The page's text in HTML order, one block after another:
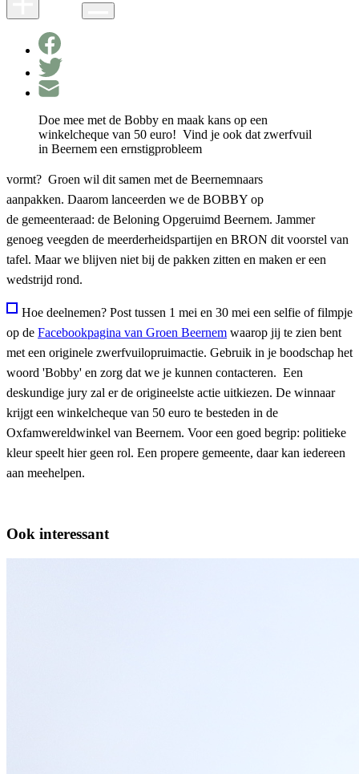
Doe mee met de Bobby en maak kans op een
winkelcheque van 50 euro! Vind je ook dat zwerfvuil
in Beernem een ernstigprobleem
vormt? Groen wil dit samen met de Beernemnaars
aanpakken. Daarom lanceerden we de BOBBY op
de gemeenteraad: de Beloning Opgeruimd Beernem. Jammer
genoeg veegden de meerderheidspartijen en BRON dit voorstel van
tafel. Maarwe blijven niet bij de pakken zitten en maken er een
wedstrijd rond.
Hoe deelnemen? Post tussen 1 mei en 30 mei een selfie offilmpje
op de Facebookpagina van Groen Beernem waarop jij te zien bent
meteen originele zwerfvuilopruimactie. Gebruik in je boodschap het
woord 'Bobby' en zorg datwe je kunnen contacteren. Een
deskundige jury zal erde origineelste actie uitkiezen. De winnaar
krijgt een winkelcheque van 50 euro te besteden in de
Oxfamwereldwinkel van Beernem. Voor een goed begrip: politieke
kleur speelt hier geen rol. Een propere gemeente, daar kan iedereen
aan meehelpen.
Ook interessant